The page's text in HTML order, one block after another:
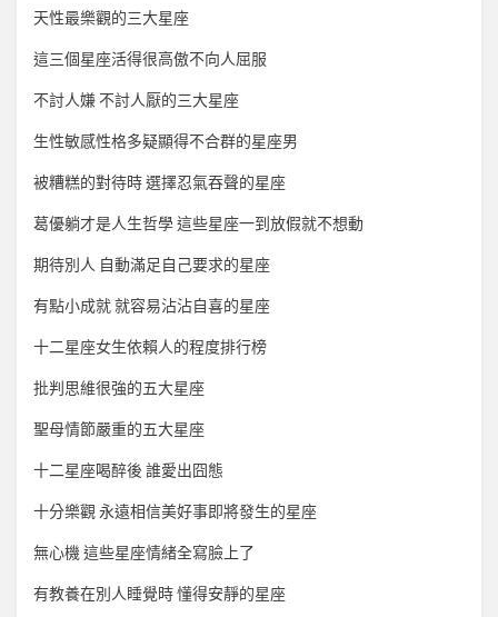
天性最樂觀的三大星座
這三個星座活得很高傲不向人屈服
不討人嫌 不討人厭的三大星座
生性敏感性格多疑顯得不合群的星座男
被糟糕的對待時 選擇忍氣吞聲的星座
葛優躺才是人生哲學 這些星座一到放假就不想動
期待別人 自動滿足自己要求的星座
有點小成就 就容易沾沾自喜的星座
十二星座女生依賴人的程度排行榜
批判思維很強的五大星座
聖母情節嚴重的五大星座
十二星座喝醉後 誰愛出囧態
十分樂觀 永遠相信美好事即將發生的星座
無心機 這些星座情緒全寫臉上了
有教養在別人睡覺時 懂得安靜的星座